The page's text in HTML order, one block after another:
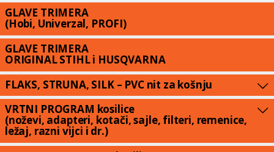
GLAVE TRIMERA
(Hobi, Univerzal, PROFI)
GLAVE TRIMERA
ORIGINAL STIHL i HUSQVARNA
FLAKS, STRUNA, SILK – PVC nit za košnju
VRTNI PROGRAM kosilice
(noževi, adapteri, kotači, sajle, filteri, remenice,
ležaj, razni vijci i dr.)